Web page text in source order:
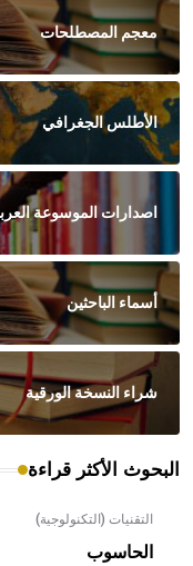
معجم المصطلحات
الأطلس الجغرافي
اصدارات الموسوعة
أسماء الباحثين
شراء النسخة الورقية
البحوث الأكثر قراءة
التقنيات (التكنولوجية)
الحاسوب